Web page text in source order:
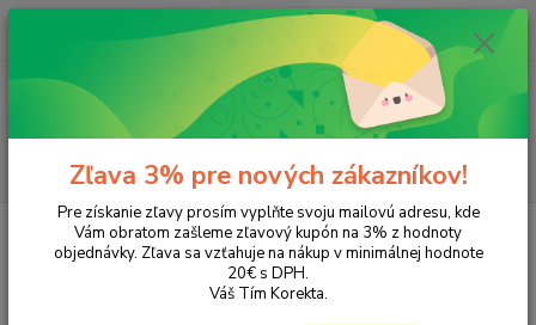
Hľadať
ks
za 0,00 EUR
Tonery a náplne do tlačiarní Hewlett Packard
HP DeskJet
DeskJet 990c
DeskJet 990c
Zľava 3% pre nových zákazníkov!
Pre získanie zľavy prosím vyplňte svoju mailovú adresu, kde
Vám obratom zašleme zľavový kupón na 3% z hodnoty
objednávky. Zľava sa vzťahuje na nákup v minimálnej hodnote
20€ s DPH.
Váš Tím Korekta.